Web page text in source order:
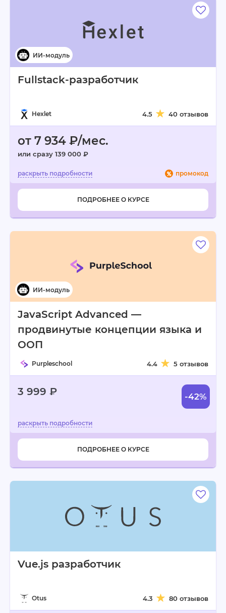
Fullstack-разработчик
Hexlet 4.5 40 отзывов
от 7 934 ₽/мес.
или сразу 139 000 ₽
промокод
ПОДРОБНЕЕ О КУРСЕ
JavaScript Advanced —
продвинутые концепции языка и
ООП
Purpleschool 4.4 5 отзывов
3 999 ₽ -42%
ПОДРОБНЕЕ О КУРСЕ
Vue.js разработчик
Otus 4.3 80 отзывов